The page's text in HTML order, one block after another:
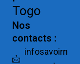
Togo
Nos
contacts :
infosavoirn